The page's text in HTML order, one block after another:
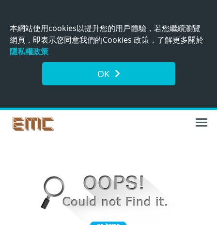
本網站使用cookies以提升您的用戶體驗，若您繼續瀏覽
網頁，即表示您同意我們的Cookies 政策，了解更多關於
隱私權政策
OK